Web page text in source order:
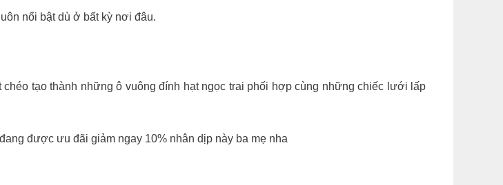
nổi bật dù ở bất kỳ nơi đâu.
tạo thành những ô vuông đính hạt ngọc trai phối hợp cùng những chiếc lưới lấp
được ưu đãi giảm ngay 10% nhân dịp này ba mẹ nha